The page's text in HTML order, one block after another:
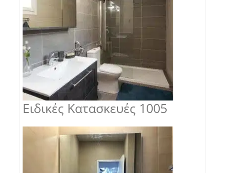
Ειδικές Κατασκευές 1005